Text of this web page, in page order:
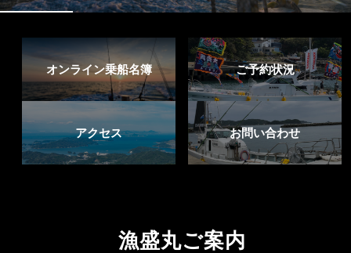
オンライン乗船名簿 ご予約状況
アクセス お問い合わせ
漁盛丸ご案内